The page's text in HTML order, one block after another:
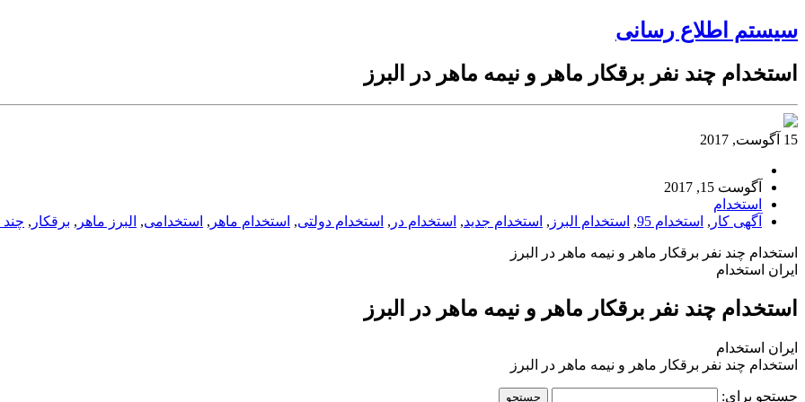
سیستم اطلاع رسانی
استخدام چند نفر برقکار ماهر و نیمه ماهر در البرز
15 آگوست, 2017
آگوست 15, 2017
استخدام
آگهی کار , استخدام 95 , استخدام البرز , استخدام جدید, استخدام در , استخدام دولتی, استخدام ماهر , استخدامی, البرز ماهر , برقکار , چند
استخدام چند نفر برقکار ماهر و نیمه ماهر در البرز
ایران استخدام
استخدام چند نفر برقکار ماهر و نیمه ماهر در البرز
ایران استخدام
استخدام چند نفر برقکار ماهر و نیمه ماهر در البرز
جستجو برای: